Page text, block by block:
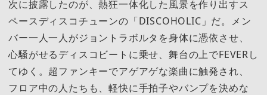
次に披露したのが、熱狂一体化した風景を作り出すス
ペースディスコチューンの「DISCOHOLIC」だ。メン
バー一人一人がジョントラボルタを身体に憑依させ、
心騒がせるディスコビートに乗せ、舞台の上でFEVERし
てゆく。超ファンキーでアゲアゲな楽曲に触発され、
フロア中の人たちも、軽快に手拍子やバンプを決めな